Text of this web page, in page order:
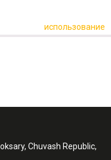
использование
Chuvash Republic,